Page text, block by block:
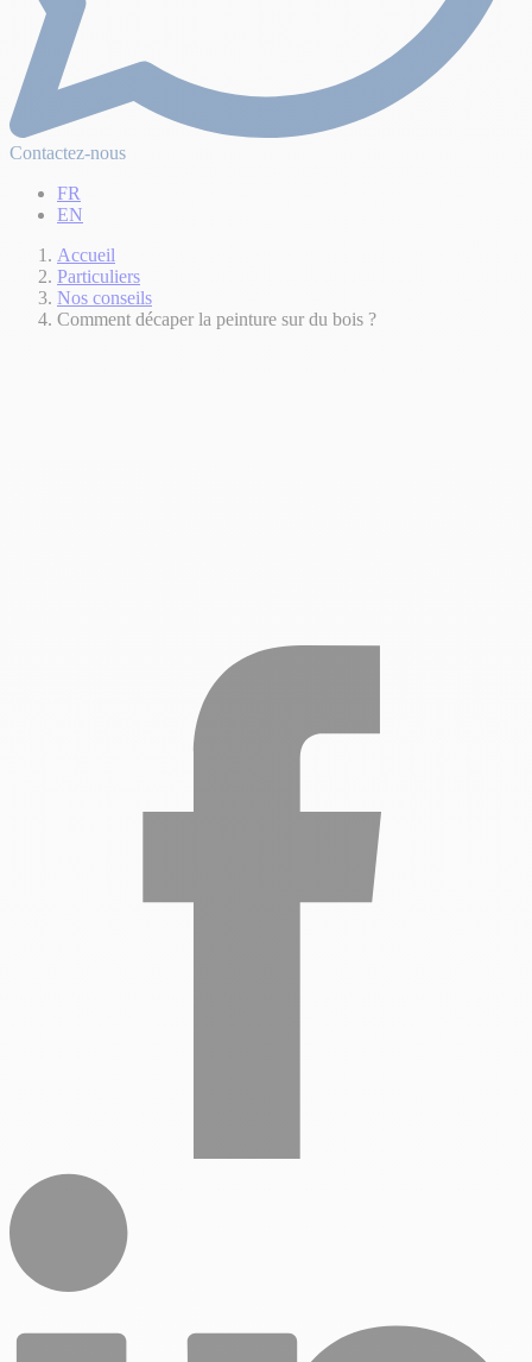
Contactez-nous
FR
EN
Accueil
Particuliers
Nos conseils
Comment décaper la peinture sur du bois ?